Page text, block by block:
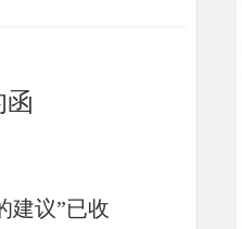
函
议”已收